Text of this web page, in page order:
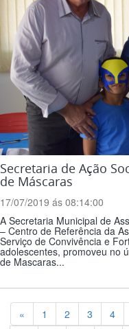
Secretaria de Ação
de Máscaras
17/07/2019 ás 08:14:00
A Secretaria Municipal de
– Centro de Referência da
Serviço de Convivência e
adolescentes, promoveu no
de Mascaras...
« Previous
1 2 3 4